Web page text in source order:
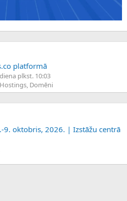
platformā
plkst. 10:03
Domēni
9. oktobris, 2026. | Izstāžu centrā